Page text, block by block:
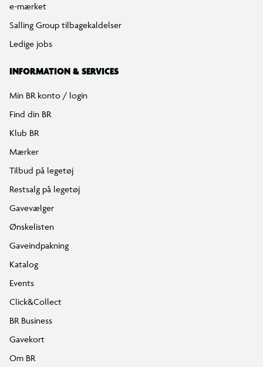
e-mærket
Salling Group tilbagekaldelser
Ledige jobs
INFORMATION & SERVICES
Min BR konto / login
Find din BR
Klub BR
Mærker
Tilbud på legetøj
Restsalg på legetøj
Gavevælger
Ønskelisten
Gaveindpakning
Katalog
Events
Click&Collect
BR Business
Gavekort
Om BR